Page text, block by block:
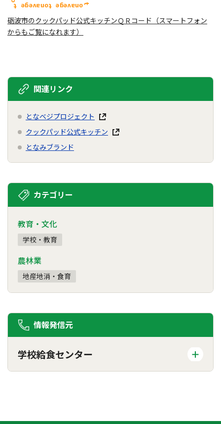
砺波市のクックパッド公式キッチンＱＲコード（スマートフォン
からもご覧になれます）
関連リンク
となベジプロジェクト
クックパッド公式キッチン
となみブランド
カテゴリー
教育・文化
学校・教育
農林業
地産地消・食育
情報発信元
学校給食センター